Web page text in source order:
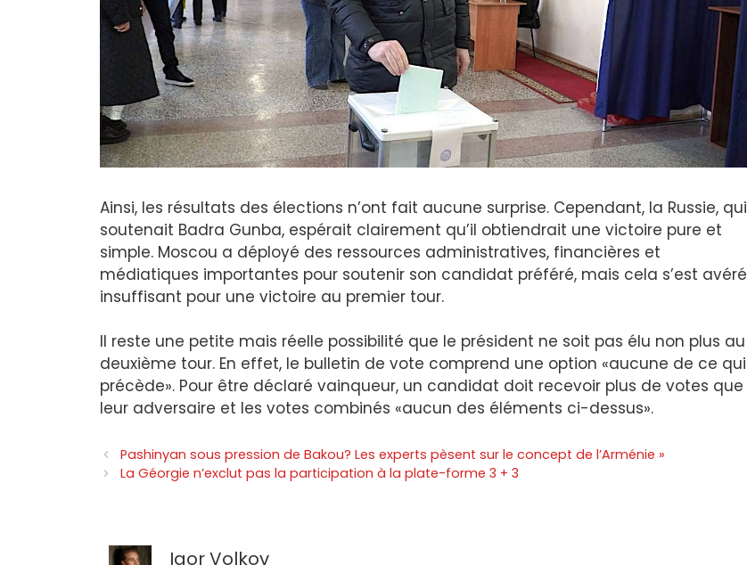
Ainsi, les résultats des élections n’ont fait aucune surprise. Cependant, la Russie, qui
soutenait Badra Gunba, espérait clairement qu’il obtiendrait une victoire pure et
simple. Moscou a déployé des ressources administratives, financières et
médiatiques importantes pour soutenir son candidat préféré, mais cela s’est avéré
insuffisant pour une victoire au premier tour.
Il reste une petite mais réelle possibilité que le président ne soit pas élu non plus au
deuxième tour. En effet, le bulletin de vote comprend une option «aucune de ce qui
précède». Pour être déclaré vainqueur, un candidat doit recevoir plus de votes que
leur adversaire et les votes combinés «aucun des éléments ci-dessus».
Pashinyan sous pression de Bakou? Les experts pèsent sur le concept de l’Arménie »
La Géorgie n’exclut pas la participation à la plate-forme 3 + 3
Igor Volkov